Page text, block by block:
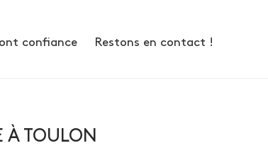
confiance Restons en contact !
À TOULON